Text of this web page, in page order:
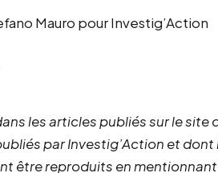
Mauro pour Investig’Action
les articles publiés sur le site
par Investig’Action et
être reproduits en